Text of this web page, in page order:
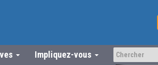
Impliquez-vous